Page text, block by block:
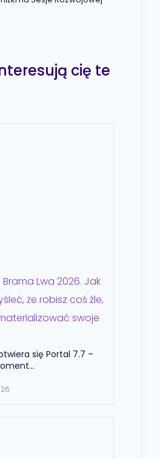
cię te
Brama Lwa 2026. Jak
że robisz coś źle,
swoje
się Portal 7.7 –